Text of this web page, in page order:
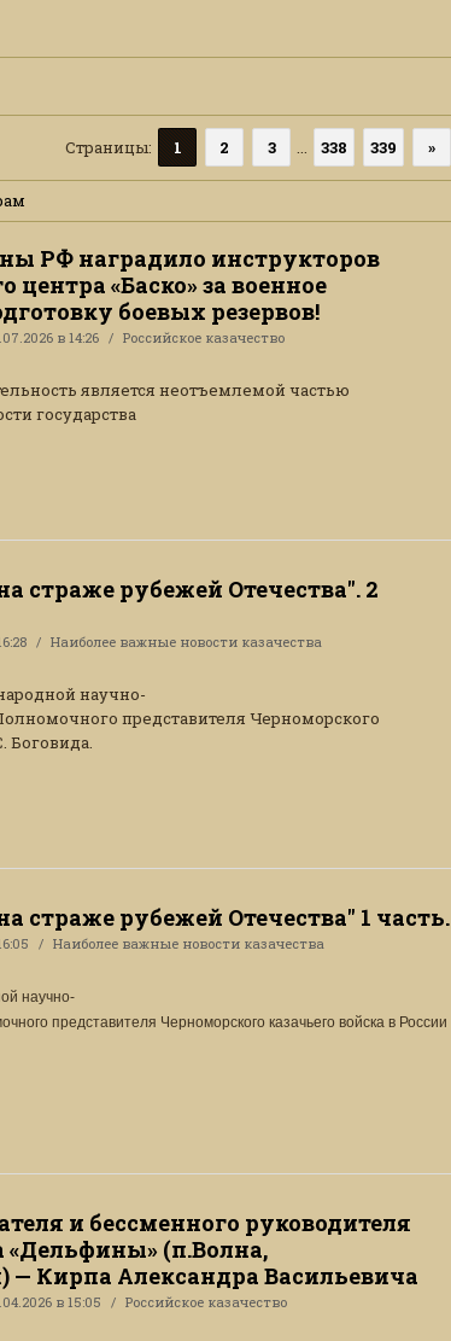
Страницы: 1 2 3 ... 338 339 »
РФ наградило инструкторов
центра «Баско» за военное
боевых резервов!
в 14:26 Российское казачество
является неотъемлемой частью
государства
страже рубежей Отечества". 2
Наиболее важные новости казачества
научно-
представителя Черноморского
Боговида.
страже рубежей Отечества" 1 часть.
Наиболее важные новости казачества
научно-
представителя Черноморского казачьего войска в России
и бессменного руководителя
«Дельфины» (п.Волна,
— Кирпа Александра Васильевича
в 15:05 Российское казачество